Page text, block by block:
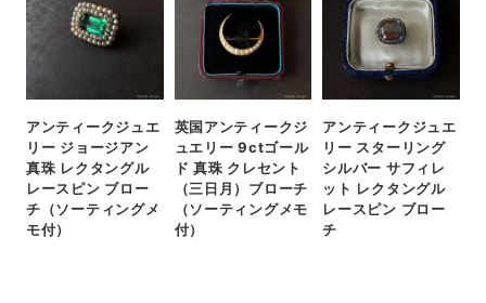
アンティークジュエ
リー ジョージアン
真珠 レクタングル
レースピン ブロー
チ（ソーティングメ
モ付）
英国アンティークジ
ュエリー 9ctゴール
ド 真珠 クレセント
（三日月）ブローチ
（ソーティングメモ
付）
アンティークジュエ
リー スターリング
シルバー サフィレ
ット レクタングル
レースピン ブロー
チ